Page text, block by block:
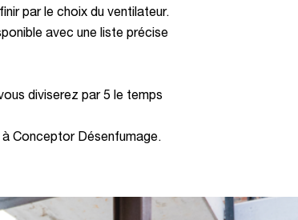
par le choix du ventilateur.
avec une liste précise
diviserez par 5 le temps
Conceptor Désenfumage.